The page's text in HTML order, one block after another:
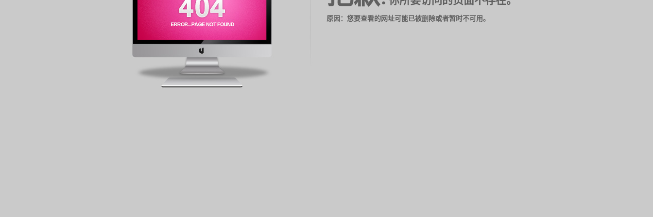
原因：您要查看的网址可能已被删除或者暂时不可用。